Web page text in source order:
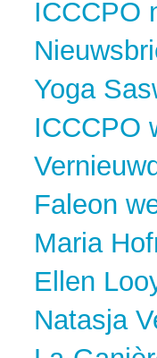
ICCCPO
Yoga
ICCCPO
Faleon
Maria
Ellen
Natasja